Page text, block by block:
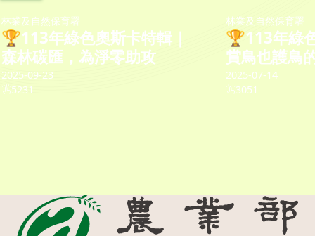
林業及自然保育署
🏆113年綠色奧斯卡特輯｜
森林碳匯，為淨零助攻
2025-09-23
5231
林業及自然保育署
🏆113年綠
賞鳥也護鳥
2025-07-14
3051